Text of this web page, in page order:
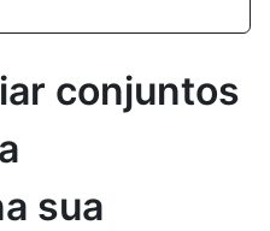
conjuntos
sua